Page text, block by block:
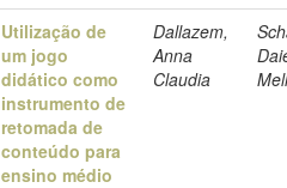
Utilização de
um jogo
didático como
instrumento de
retomada de
conteúdo para
ensino médio
Dallazem,
Anna
Claudia